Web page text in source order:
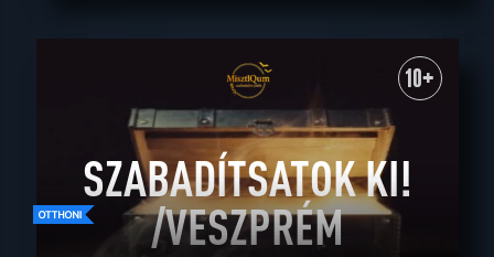
10+
SZABADÍTSATOK KI!
/VESZPRÉM